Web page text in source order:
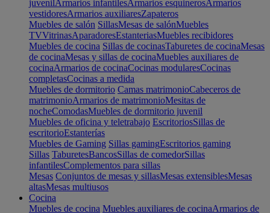
juvenilArmarios infantilesArmarios esquinerosArmarios
vestidoresArmarios auxiliaresZapateros
Muebles de salón SillasMesas de salónMuebles
TVVitrinasAparadoresEstanteriasMuebles recibidores
Muebles de cocina Sillas de cocinasTaburetes de cocinaMesas
de cocinaMesas y sillas de cocinaMuebles auxiliares de
cocinaArmarios de cocinaCocinas modularesCocinas
completasCocinas a medida
Muebles de dormitorio Camas matrimonioCabeceros de
matrimonioArmarios de matrimonioMesitas de
nocheComodasMuebles de dormitorio juvenil
Muebles de oficina y teletrabajo EscritoriosSillas de
escritorioEstanterías
Muebles de Gaming Sillas gamingEscritorios gaming
Sillas TaburetesBancosSillas de comedorSillas
infantilesComplementos para sillas
Mesas Conjuntos de mesas y sillasMesas extensiblesMesas
altasMesas multiusos
Cocina
Muebles de cocina Muebles auxiliares de cocinaArmarios de